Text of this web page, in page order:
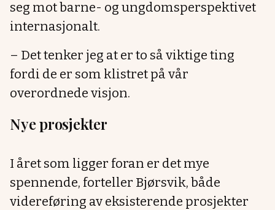
seg mot barne- og ungdomsperspektivet
internasjonalt.
– Det tenker jeg at er to så viktige ting
fordi de er som klistret på vår
overordnede visjon.
Nye prosjekter
I året som ligger foran er det mye
spennende, forteller Bjørsvik, både
videreføring av eksisterende prosjekter